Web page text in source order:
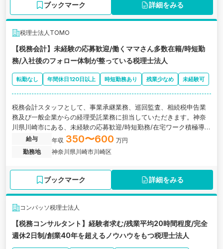
ブックマーク 詳細をみる
税理士法人TOMO
【税務会計】未経験の応募歓迎/働くママさん多数在籍/時短勤
務/入社後のフォロー体制が整っている税理士法人
転勤なし 年間休日120日以上 時短勤務あり 残業少なめ 未経験可
税務会計スタッフとして、事業承継業務、巡回監査、相続税申告業
務及び一般企業からの経理受託業務に担当していただきます。神奈
川県川崎市にある、未経験の応募歓迎/時短勤務/在宅ワーク積極導
入/入社後のフォロー体制が整っている税理士法人の求人です。
給与 年収 350〜600 万円
勤務地
神奈川県川崎市川崎区
ブックマーク 詳細をみる
コンパッソ税理士法人
【税務コンサルタント】経験者求む/残業平均20時間程度/完全
週休2日制/創業40年を超えるノウハウをもつ税理士法人